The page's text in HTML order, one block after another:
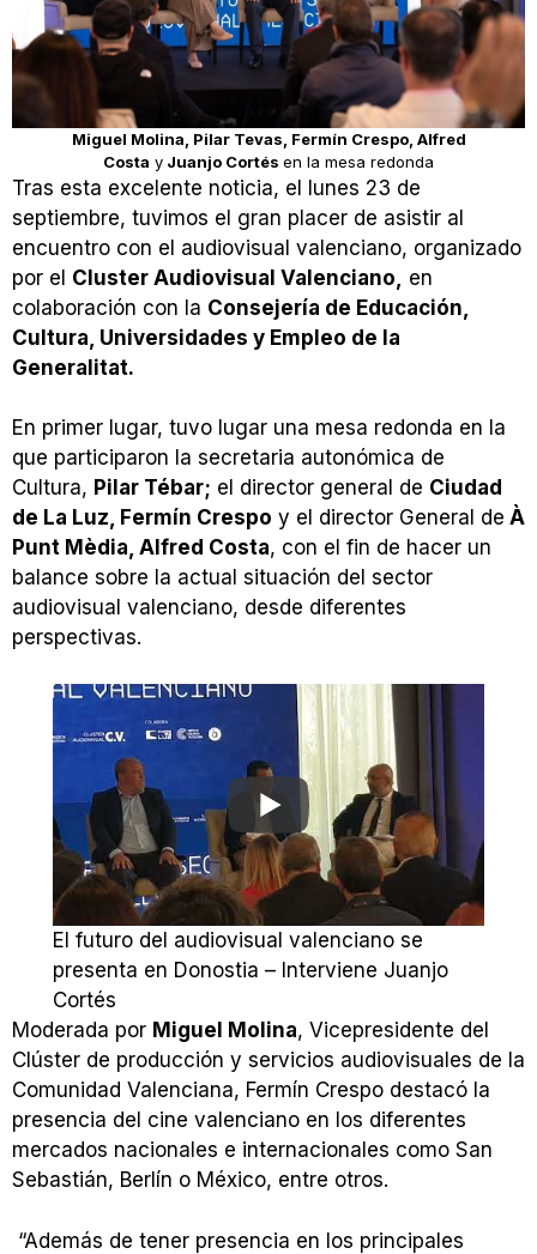
Miguel Molina, Pilar Tevas, Fermín Crespo, Alfred
Costa y Juanjo Cortés en la mesa redonda
Tras esta excelente noticia, el lunes 23 de
septiembre, tuvimos el gran placer de asistir al
encuentro con el audiovisual valenciano, organizado
por el Cluster Audiovisual Valenciano,
en
colaboración con la Consejería de Educación,
Cultura, Universidades y Empleo de la
Generalitat.
En primer lugar, tuvo lugar una mesa redonda en la
que participaron la secretaria autonómica de
Cultura, Pilar Tébar; el director general de Ciudad
de La Luz, Fermín Crespo y el director General de À
Punt Mèdia, Alfred Costa, con el fin de hacer un
balance sobre la actual situación del sector
audiovisual valenciano, desde diferentes
perspectivas.
El futuro del audiovisual valenciano se
presenta en Donostia – Interviene Juanjo
Cortés
Moderada por Miguel Molina, Vicepresidente del
Clúster de producción y servicios audiovisuales de la
Comunidad Valenciana, Fermín Crespo destacó la
presencia del cine valenciano en los diferentes
mercados nacionales e internacionales como San
Sebastián, Berlín o México, entre otros.
“Además de tener presencia en los principales